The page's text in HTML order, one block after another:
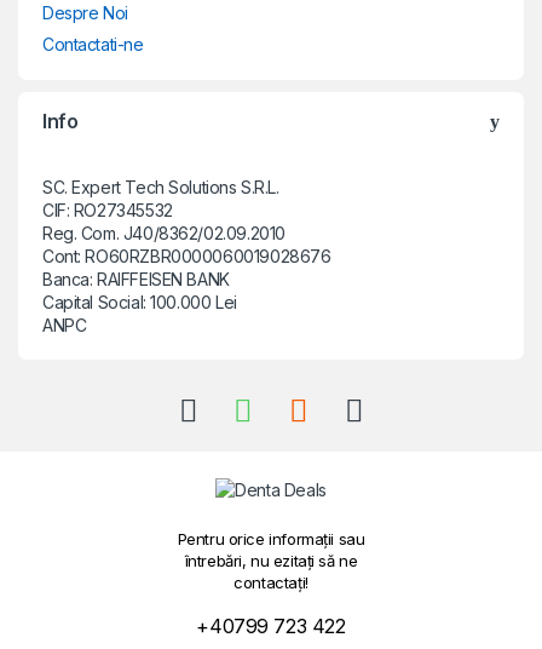
Despre Noi
Contactati-ne
Info
SC. Expert Tech Solutions S.R.L.
CIF: RO27345532
Reg. Com. J40/8362/02.09.2010
Cont: RO60RZBR0000060019028676
Banca: RAIFFEISEN BANK
Capital Social: 100.000 Lei
ANPC
Pentru orice informații sau
întrebări, nu ezitați să ne
contactați!
+40799 723 422